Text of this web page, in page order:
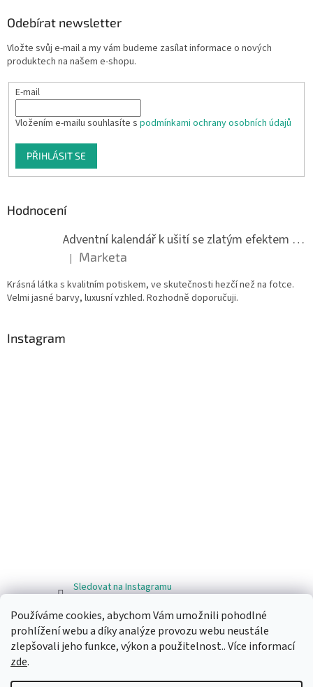
Používáme cookies, abychom Vám umožnili pohodlné
prohlížení webu a díky analýze provozu webu neustále
zlepšovali jeho funkce, výkon a použitelnost.. Více informací
zde.
Odebírat newsletter
Vložte svůj e-mail a my vám budeme zasílat informace o nových
produktech na našem e-shopu.
E-mail
Vložením e-mailu souhlasíte s podmínkami ochrany osobních údajů
PŘIHLÁSIT SE
Hodnocení
Adventní kalendář k ušití se zlatým efektem 042Q
Hodnocení produktu je 5 z 5 hvězdiček.
| Marketa
Krásná látka s kvalitním potiskem, ve skutečnosti hezčí než na fotce.
Velmi jasné barvy, luxusní vzhled. Rozhodně doporučuji.
Instagram
Sledovat na Instagramu
Facebook